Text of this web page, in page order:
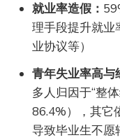
就业率造假：
理手段提升就业
业协议等）
青年失业率高与
多人归因于“整
86.4%），其它
导致毕业生不愿